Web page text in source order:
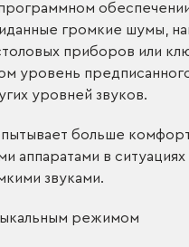
громкие шумы,
приборов или
уровень
уровней звуков.
больше
аппаратами в ситуациях
звуками.
режимом